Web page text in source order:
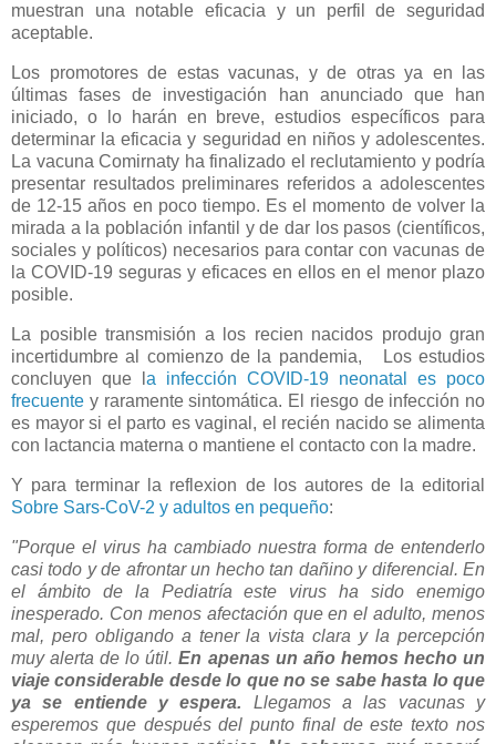
muestran una notable eficacia y un perfil de seguridad
aceptable.
Los promotores de estas vacunas, y de otras ya en las
últimas fases de investigación han anunciado que han
iniciado, o lo harán en breve, estudios específicos para
determinar la eficacia y seguridad en niños y adolescentes.
La vacuna Comirnaty ha finalizado el reclutamiento y podría
presentar resultados preliminares referidos a adolescentes
de 12-15 años en poco tiempo. Es el momento de volver la
mirada a la población infantil y de dar los pasos (científicos,
sociales y políticos) necesarios para contar con vacunas de
la COVID-19 seguras y eficaces en ellos en el menor plazo
posible.
La posible transmisión a los recien nacidos produjo gran
incertidumbre al comienzo de la pandemia, Los estudios
concluyen que l a infección COVID-19 neonatal es poco
frecuente y raramente sintomática. El riesgo de infección no
es mayor si el parto es vaginal, el recién nacido se alimenta
con lactancia materna o mantiene el contacto con la madre.
Y para terminar la reflexion de los autores de la editorial
Sobre Sars-CoV-2 y adultos en pequeño:
"Porque el virus ha cambiado nuestra forma de entenderlo
casi todo y de afrontar un hecho tan dañino y diferencial. En
el ámbito de la Pediatría este virus ha sido enemigo
inesperado. Con menos afectación que en el adulto, menos
mal, pero obligando a tener la vista clara y la percepción
muy alerta de lo útil.En apenas un año hemos hecho un
viaje considerable desde lo que no se sabe hasta lo que
ya se entiende y espera. Llegamos a las vacunas y
esperemos que después del punto final de este texto nos